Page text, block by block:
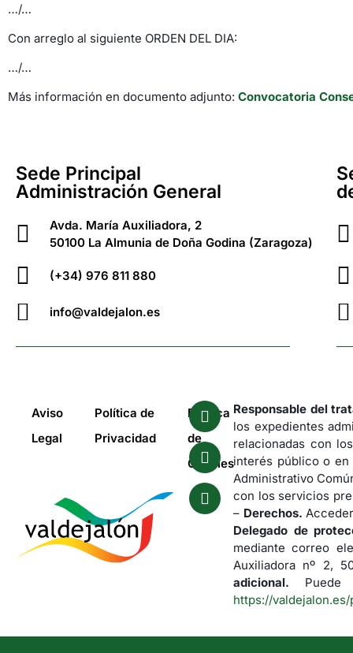
…/…
Con arreglo al siguiente ORDEN DEL DIA:
…/…
Más información en documento adjunto: Convocatoria
Sede Principal
Administración General
Avda. María Auxiliadora, 2
50100 La Almunia de Doña Godina (Zaragoza)
(+34) 976 811 880
info@valdejalon.es
Aviso
Legal
Política de
Privacidad
Política
de
Cookies
Responsable del
los expedientes
relacionadas con
interés público o en
Administrativo
con los servicios
– Derechos.
Delegado de
mediante correo
Auxiliadora nº 2,
adicional. Puede
https://